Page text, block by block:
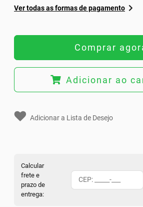
Ver todas as formas de pagamento
Comprar
Adicionar ao
Adicionar a Lista de Desejo
Calcular
frete e
prazo de
entrega: